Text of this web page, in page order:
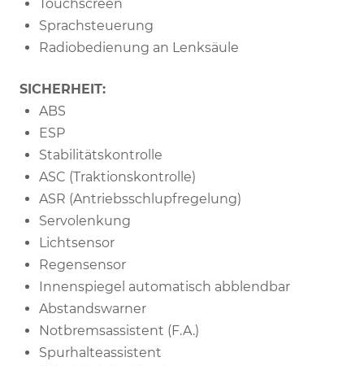
Touchscreen
Sprachsteuerung
Radiobedienung an Lenksäule
SICHERHEIT:
ABS
ESP
Stabilitätskontrolle
ASC (Traktionskontrolle)
ASR (Antriebsschlupfregelung)
Servolenkung
Lichtsensor
Regensensor
Innenspiegel automatisch abblendbar
Abstandswarner
Notbremsassistent (F.A.)
Spurhalteassistent